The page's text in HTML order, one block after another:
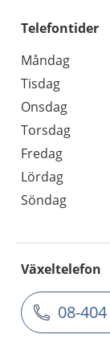
Telefontider
Måndag
Tisdag
Onsdag
Torsdag
Fredag
Lördag
Söndag
Växeltelefon
08-